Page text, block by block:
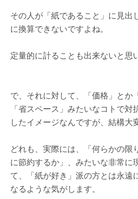
その人が「紙であること」に見出
に換算できないですよね。
定量的に計ることも出来ないと思
で、それに対して、「価格」とか
「省スペース」みたいなコトで対
したイメージなんですが、結構大
どれも、実際には、「何らかの限
に節約するか」、みたいな非常に
て、「紙が好き」派の方とは永遠
なるような気がします。